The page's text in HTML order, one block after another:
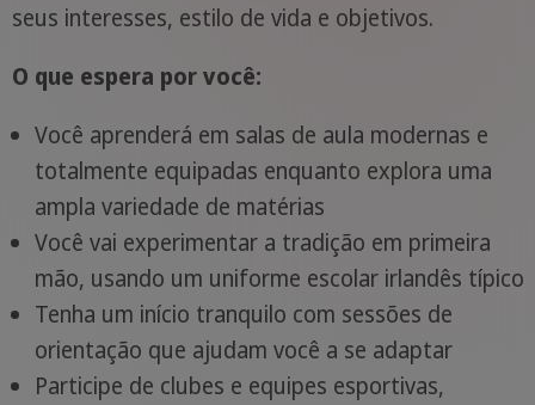
seus interesses, estilo de vida e objetivos.
O que espera por você:
Você aprenderá em salas de aula modernas e
totalmente equipadas enquanto explora uma
ampla variedade de matérias
Você vai experimentar a tradição em primeira
mão, usando um uniforme escolar irlandês típico
Tenha um início tranquilo com sessões de
orientação que ajudam você a se adaptar
Participe de clubes e equipes esportivas,